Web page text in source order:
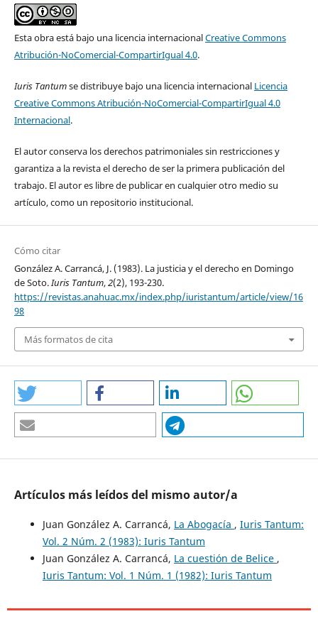
Esta obra está bajo una licencia internacionalCreative Commons
Atribución-NoComercial-CompartirIgual 4.0.
Iuris Tantumse distribuye bajo una licencia internacional Licencia
Creative Commons Atribución-NoComercial-CompartirIgual 4.0
Internacional.
El autor conserva los derechos patrimoniales sin restricciones y
garantiza a la revista el derecho de ser la primera publicación del
trabajo. El autor es libre de publicar en cualquier otro medio su
artículo, como un repositorio institucional.
Cómo citar
González A. Carrancá, J. (1983). La justicia y el derecho en Domingo
de Soto.Iuris Tantum,2(2), 193-230.
https://revistas.anahuac.mx/index.php/iuristantum/article/view/16
98
Más formatos de cita
Artículos más leídos del mismo autor/a
Juan González A. Carrancá, La Abogacía , Iuris Tantum:
Vol. 2 Núm. 2 (1983): Iuris Tantum
Juan González A. Carrancá, La cuestión de Belice ,
Iuris Tantum: Vol. 1 Núm. 1 (1982): Iuris Tantum